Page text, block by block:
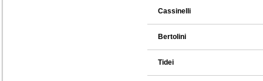
Cassinelli
Bertolini
Tidei